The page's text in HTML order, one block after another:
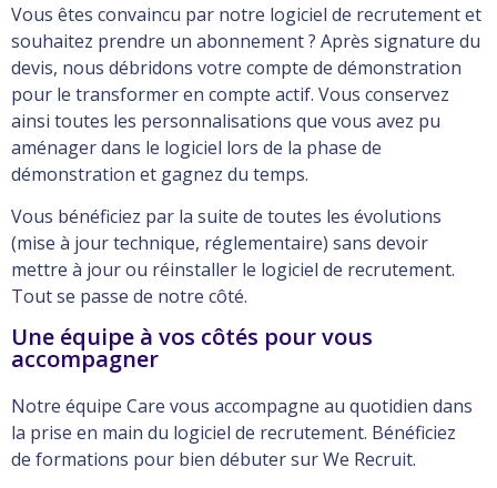
Vous êtes convaincu par notre logiciel de recrutement et
souhaitez prendre un abonnement ? Après signature du
devis, nous débridons votre compte de démonstration
pour le transformer en compte actif. Vous conservez
ainsi toutes les personnalisations que vous avez pu
aménager dans le logiciel lors de la phase de
démonstration et gagnez du temps.
Vous bénéficiez par la suite de toutes les évolutions
(mise à jour technique, réglementaire) sans devoir
mettre à jour ou réinstaller le logiciel de recrutement.
Tout se passe de notre côté.
Une équipe à vos côtés pour vous
accompagner
Notre équipe Care vous accompagne au quotidien dans
la prise en main du logiciel de recrutement. Bénéficiez
de formations pour bien débuter sur We Recruit.